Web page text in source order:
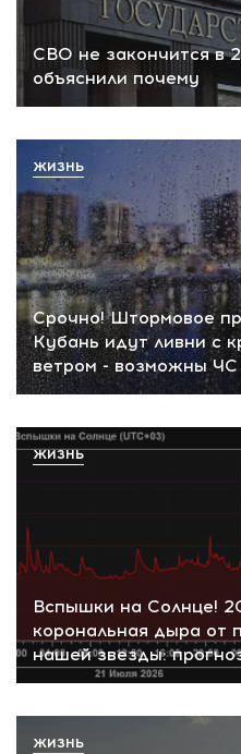
СВО не закончится в
объяснили почему
Срочно! Штормовое
Кубань идут ливни с
ветром - возможны ЧС
ЖИЗНЬ
Вспышки на Солнце!
корональная дыра от
нашей звезды:
ЖИЗНЬ
ЖИЗНЬ